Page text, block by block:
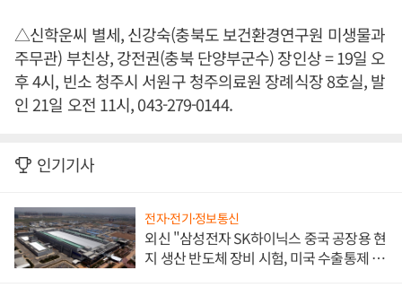
△신학운씨 별세, 신강숙(충북도 보건환경연구원 미생물과
주무관) 부친상, 강전권(충북 단양부군수) 장인상 = 19일 오
후 4시, 빈소 청주시 서원구 청주의료원 장례식장 8호실, 발
인 21일 오전 11시, 043-279-0144.
인기기사
전자·전기·정보통신
외신 "삼성전자 SK하이닉스 중국 공장용 현
지 생산 반도체 장비 시험, 미국 수출통제 대